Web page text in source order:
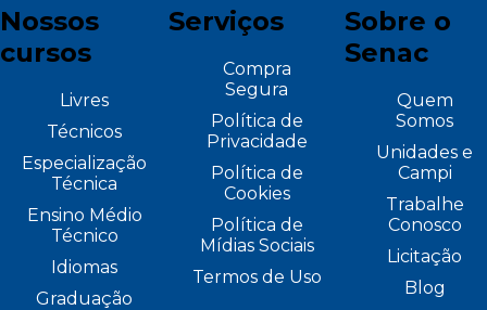
Nossos
cursos
Livres
Técnicos
Especialização
Técnica
Ensino Médio
Técnico
Idiomas
Graduação
Serviços
Compra
Segura
Política de
Privacidade
Política de
Cookies
Política de
Mídias Sociais
Termos de Uso
Sobre o
Senac
Quem
Somos
Unidades e
Campi
Trabalhe
Conosco
Licitação
Blog